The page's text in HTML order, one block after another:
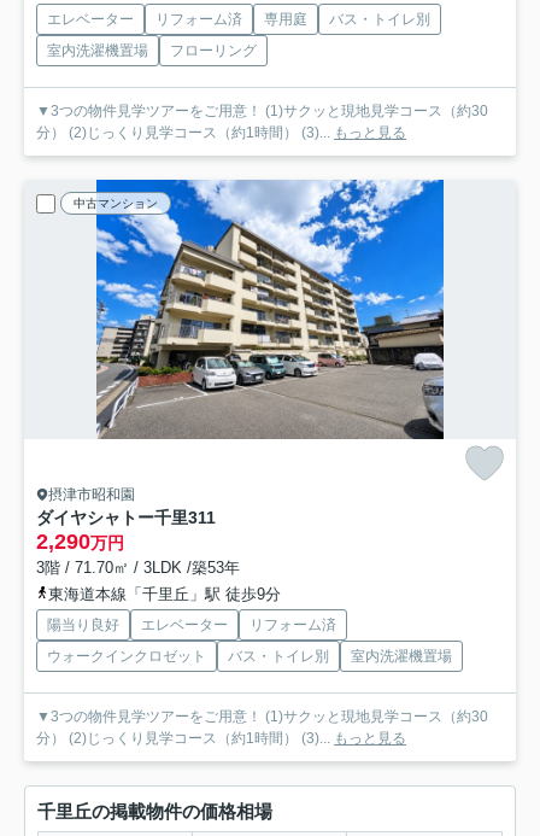
エレベーター リフォーム済 専用庭
バス・トイレ別
室内洗濯機置場
フローリング
▼3つの物件見学ツアーをご用意！ (1)サクッと現地見学コース（約30
分） (2)じっくり見学コース（約1時間） (3)... もっと見る
中古マンション
摂津市昭和園
ダイヤシャトー千里311
2,290万円
3階 / 71.70㎡ / 3LDK /築53年
東海道本線「千里丘」駅 徒歩9分
陽当り良好 エレベーター
リフォーム済
ウォークインクロゼット
バス・トイレ別 室内洗濯機置場
▼3つの物件見学ツアーをご用意！ (1)サクッと現地見学コース（約30
分） (2)じっくり見学コース（約1時間） (3)... もっと見る
千里丘の掲載物件の価格相場